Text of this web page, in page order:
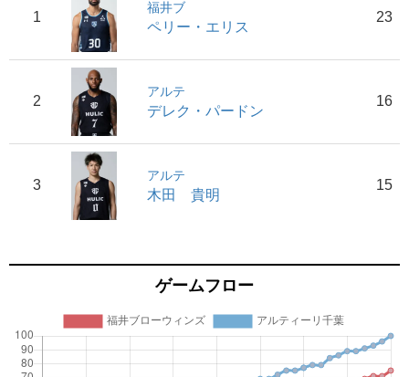
1
福井ブ
ペリー・エリス
23
2
アルテ
デレク・パードン
16
3
アルテ
木田 貴明
15
ゲームフロー